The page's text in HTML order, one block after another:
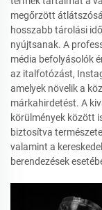
megőrzött
hosszabb tárolási
nyújtsanak. A
média befolyásolók
az italfotózást,
amelyek növelik a
márkahirdetést. A
körülmények között
biztosítva
valamint a
berendezések